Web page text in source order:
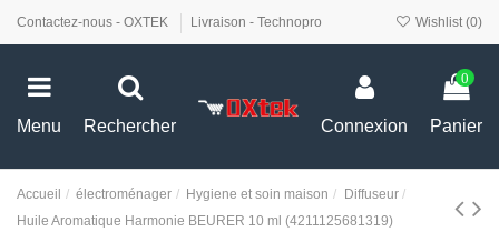
Contactez-nous - OXTEK Livraison - Technopro Wishlist (0)
Menu Rechercher Connexion
0
Panier
Accueil électroménager Hygiene et soin maison
Diffuseur
Huile Aromatique Harmonie BEURER 10 ml (4211125681319)